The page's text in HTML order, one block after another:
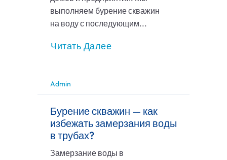
выполняем бурение скважин
на воду с последующим...
Читать Далее
Admin
Бурение скважин — как
избежать замерзания воды
в трубах?
Замерзание воды в